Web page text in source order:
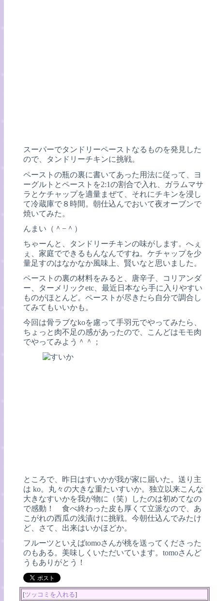
スーパーでタンドリーペーストなるものを発見した
ので、タンドリーチキンに挑戦。
ペーストの瓶の裏に書いてあった用法に従って、ヨ
ーグルトとペーストを2:1の割合で入れ、ガラムマサ
ラとケチャップを適量まぜて、それにチキンを浸し
て冷蔵庫で８時間。朝仕込んでおいて夜オーブンで
焼いてみた。
んまい（＾−＾）
ちゃーんと、タンドリーチキンの味がします。へぇ
ぇ、家庭でできるもんなんですね。ケチャップを少
量足すのはなかなか風味上、賢いなと思いました。
ペーストの裏の材料をみると、唐辛子、コリアンダ
ー、ターメリックetc、最近日本なら手に入りやすい
ものがほとんど。ペーストが尽きたら自分で調合し
てみてもいいかも。
今回は骨ラブなkoを慮って手羽元でやってみたら、
ちょっと肉不足の感があったので、こんどはモモ肉
でやってみよう＾＾；
ところで、昨日はすいかが我が家に届いた。送り主
は ko。丸々の大きな重たいすいか。独立以来こんな
大きなすいかを我が物に（笑）したのは初めてなの
で感動！ 食べ終わった皮も厚くて立派なので、あ
こがれの西瓜の浅漬けに挑戦。今朝仕込んでみたけ
ど、さて、出来はいかほどか。
フルーツといえばtomoさんが桃を送ってくださった
のもある。美味しくいただいています。tomoさんど
うもありがとう！
[ツッコミを入れる]